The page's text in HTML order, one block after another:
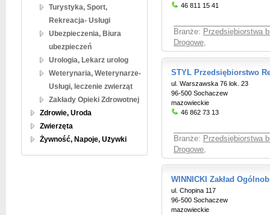
Turystyka, Sport,
Rekreacja- Usługi
Ubezpieczenia, Biura
ubezpieczeń
Urologia, Lekarz urolog
Weterynaria, Weterynarze-
Usługi, leczenie zwierząt
Zakłady Opieki Zdrowotnej
Zdrowie, Uroda
Zwierzęta
Żywność, Napoje, Używki
46 811 15 41
Branże: Przedsiębiorstwa
Drogowe,
STYL Przedsiębiorstwo
ul. Warszawska 76 lok. 23
96-500 Sochaczew
mazowieckie
46 862 73 13
Branże: Przedsiębiorstwa
Drogowe,
WINNICKI Zakład
ul. Chopina 117
96-500 Sochaczew
mazowieckie